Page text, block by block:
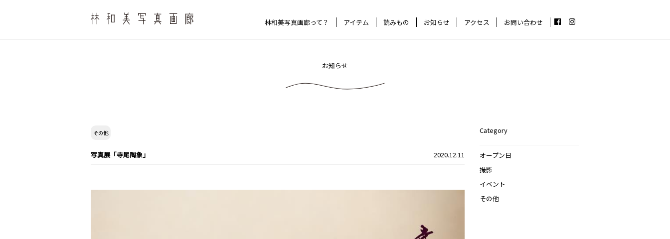
林和美写真画廊って？ アイテム 読みもの お知らせ アクセス お問い合わせ
お知らせ
Category
オープン日
撮影
イベント
その他
その他
写真展「寺尾陶象」 2020.12.11